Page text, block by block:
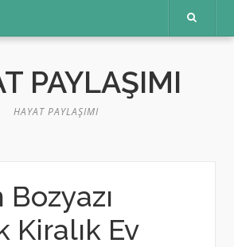
PAYLAŞIMI
HAYAT PAYLAŞIMI
Kiralık Ev